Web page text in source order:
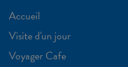
Accueil
Visite d'un jour
Voyager Cafe